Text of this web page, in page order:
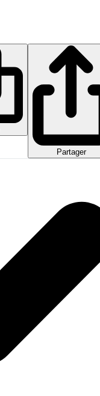
Partager